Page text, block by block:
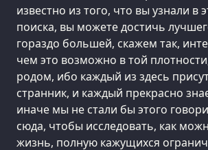
известно из того, что вы узнали в
поиска, вы можете достичь
гораздо большей, скажем так,
чем это возможно в той
родом, ибо каждый из здесь
странник, и каждый прекрасно
иначе мы не стали бы этого
сюда, чтобы исследовать, как
жизнь, полную кажущихся